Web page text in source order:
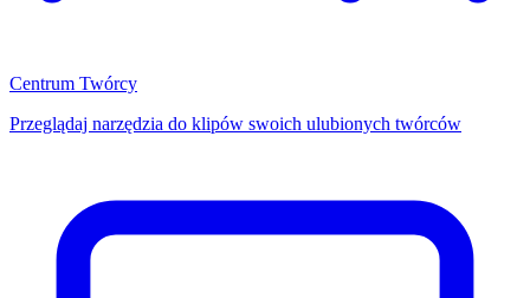
Centrum Twórcy
Przeglądaj narzędzia do klipów swoich ulubionych twórców